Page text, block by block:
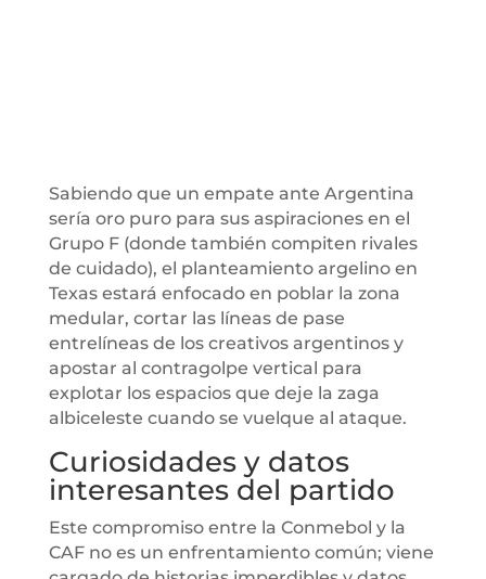
Sabiendo que un empate ante Argentina
sería oro puro para sus aspiraciones en el
Grupo F (donde también compiten rivales
de cuidado), el planteamiento argelino en
Texas estará enfocado en poblar la zona
medular, cortar las líneas de pase
entrelíneas de los creativos argentinos y
apostar al contragolpe vertical para
explotar los espacios que deje la zaga
albiceleste cuando se vuelque al ataque.
Curiosidades y datos
interesantes del partido
Este compromiso entre la Conmebol y la
CAF no es un enfrentamiento común; viene